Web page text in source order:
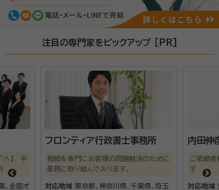
注目の専門家をピックアップ [PR]
】 平
全国オ
フロンティア行政書士事務所
相続を専門にお客様の問題解決のために
業務に取り組んでおります。
対応地域 東京都、神奈川県、千葉県、埼玉
内田伸
ご依頼者
対応地域 愛